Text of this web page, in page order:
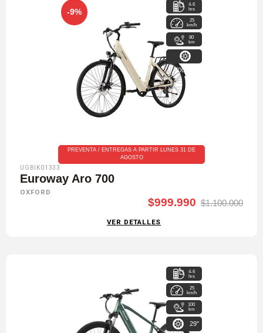
-9%
4-6
hrs
25
km/h
80
km
700x38c
PREVENTA / ENTREGAS A PARTIR LUNES 31 DE
AGOSTO
UGBIK01333
Euroway Aro 700
OXFORD
$999.990 $1.100.000
VER DETALLES
4-6
hrs
25
km/h
100
km
29"